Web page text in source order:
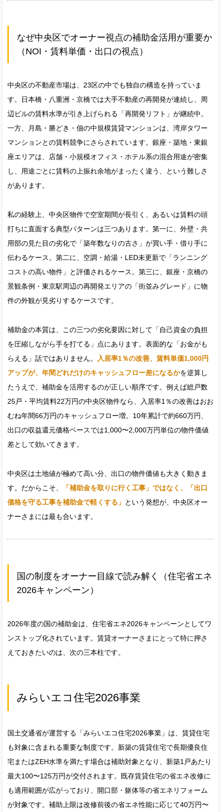
なぜ中央区でオーナー視点の補助金活用が重要か
（NOI・賃料単価・出口の視点）
中央区の不動産市場は、23区の中でも独自の構造を持っていま
す。日本橋・八重洲・京橋では大手不動産の再開発が連続し、周
辺ビルの賃料水準が引き上げられる「再開発リフト」が継続中。
一方、月島・勝どき・佃の中規模賃貸マンションは、湾岸タワー
マンションとの賃料競争にさらされています。銀座・築地・東銀
座エリアは、店舗・小規模オフィス・ホテル系の混合用途が密集
し、用途ごとに賃料の上振れ余地がまったく違う、という難しさ
があります。
私の経験上、中央区物件で空室期間が長引く、あるいは賃料の頭
打ちに直面する典型パターンは三つあります。第一に、外壁・共
用部の見た目の劣化で「築年数なりの古さ」が買い手・借り手に
伝わるケース。第二に、空調・給湯・LED未更新で「ランニング
コストの高い物件」と評価されるケース。第三に、銀座・京橋の
景観条例・東京駅周辺の再開発エリアの「街並みグレード」に物
件の外観が見劣りするケースです。
補助金の本質は、この三つの劣化要因に対して「自己資金の負担
を圧縮しながら手を打てる」点にあります。表面的な「お金がも
らえる」話ではありません。
入居率1％の改善、賃料単価1,000円
アップが、年間どれだけのキャッシュフロー差になるかを逆算し
たうえで、補助金を活用するのが正しい順序です。例えば総戸数
25戸・平均賃料22万円の中央区物件なら、入居率1％の改善はおお
むね年間66万円のキャッシュフロー増。10年累計で約660万円、
出口の収益還元価格ベースでは1,000〜2,000万円単位の物件価値
差として効いてきます。
中央区は土地値が極めて高い分、出口の物件価値も大きく動きま
す。だからこそ、
「補助金を取りに行く工事」ではなく、「出口
価格を守る工事を補助金で軽くする」 という発想が、中央区オー
ナーさまには最も合います。
国の制度をオーナー目線で読み解く（住宅省エネ
2026キャンペーン）
2026年度の国の補助金は、住宅省エネ2026キャンペーンとしてワ
ンストップ化されています。賃貸オーナーさまにとって特に押さ
えておきたいのは、次の三本柱です。
みらいエコ住宅2026事業
国土交通省が運営する「みらいエコ住宅2026事業」は、賃貸住宅
も対象に含まれる重要な制度です。新築の賃貸住宅で長期優良住
宅またはZEH水準を満たす場合は補助対象となり、新築1戸あたり
最大100〜125万円が交付されます。既存賃貸住宅の省エネ改修に
も適用範囲が広がっており、開口部・躯体等の省エネリフォーム
が対象です。補助上限は改修前後の省エネ性能に応じて40万円〜